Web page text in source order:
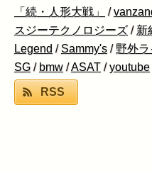
「続・人形大戦」
/
スジーテクノロジーズ / 新
Legend /Sammy's / 野外
SG / bmw /ASAT /youtube
RSS